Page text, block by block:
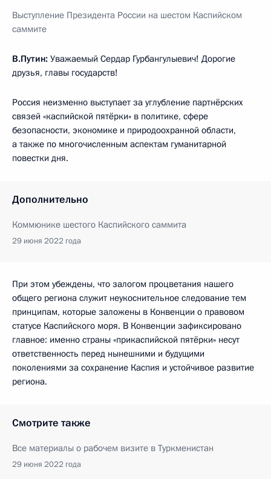
Выступление Президента России на шестом Каспийском
саммите
В.Путин: Уважаемый Сердар Гурбангулыевич! Дорогие
друзья, главы государств!
Россия неизменно выступает за углубление партнёрских
связей «каспийской пятёрки» в политике, сфере
безопасности, экономике и природоохранной области,
а также по многочисленным аспектам гуманитарной
повестки дня.
Дополнительно
Коммюнике шестого Каспийского саммита
29 июня 2022 года
При этом убеждены, что залогом процветания нашего
общего региона служит неукоснительное следование тем
принципам, которые заложены в Конвенции о правовом
статусе Каспийского моря. В Конвенции зафиксировано
главное: именно страны «прикаспийской пятёрки» несут
ответственность перед нынешними и будущими
поколениями за сохранение Каспия и устойчивое развитие
региона.
Смотрите также
Все материалы о рабочем визите в Туркменистан
29 июня 2022 года